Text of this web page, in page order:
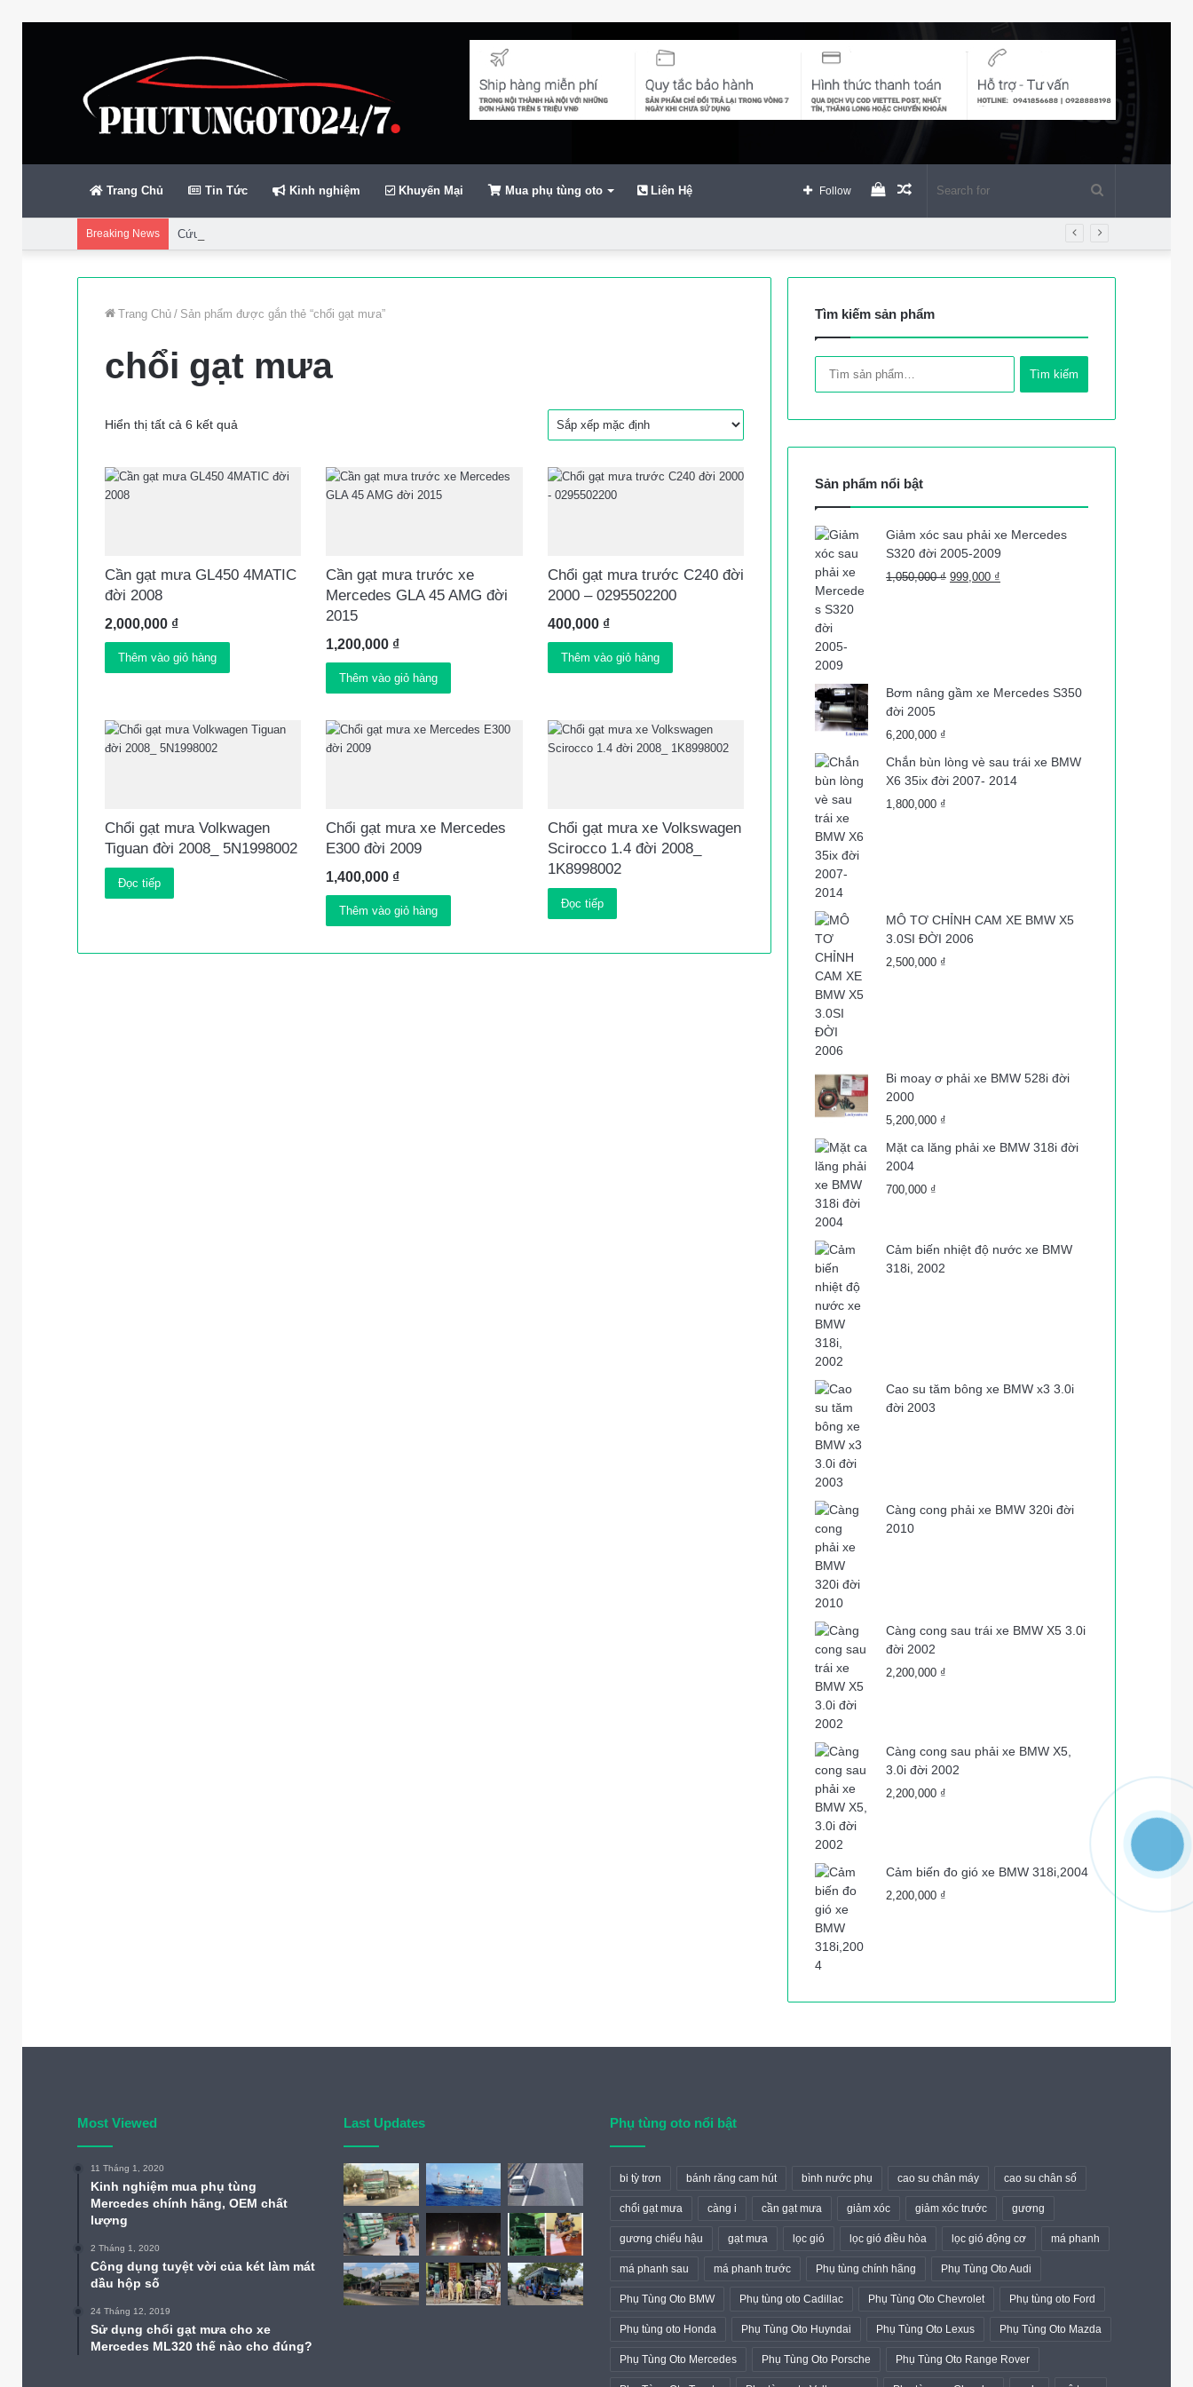
Trang Chủ Tin Tức Kinh nghiệm Khuyến Mại Mua phụ tùng oto Liên Hệ Random
View
Follow
Breaking News Cứu gần 200 thuyền viên gặp sự cố trên biển
Trang Chủ / Sản phẩm được gắn thẻ “chổi gạt mưa”
chổi gạt mưa
Hiển thị tất cả 6 kết quả
Cần gạt mưa GL450 4MATIC
đời 2008
2,000,000 ₫
Thêm vào giỏ hàng
Cần gạt mưa trước xe
Mercedes GLA 45 AMG đời
2015
1,200,000 ₫
Thêm vào giỏ hàng
Chổi gạt mưa trước C240 đời
2000 – 0295502200
400,000 ₫
Thêm vào giỏ hàng
Chổi gạt mưa Volkwagen
Tiguan đời 2008_ 5N1998002
Đọc tiếp
Chổi gạt mưa xe Mercedes
E300 đời 2009
1,400,000 ₫
Thêm vào giỏ hàng
Chổi gạt mưa xe Volkswagen
Scirocco 1.4 đời 2008_
1K8998002
Đọc tiếp
Tìm kiếm sản phẩm
Tìm kiếm
Sản phẩm nổi bật
Giảm xóc sau phải xe Mercedes
S320 đời 2005-2009
1,050,000₫ Giá
999,000 ₫
Bơm nâng gầm xe Mercedes S350
đời 2005
6,200,000 ₫
Chắn bùn lòng vè sau trái xe BMW
X6 35ix đời 2007- 2014
1,800,000 ₫
MÔ TƠ CHỈNH CAM XE BMW X5
3.0SI ĐỜI 2006
2,500,000 ₫
Bi moay ơ phải xe BMW 528i đời
2000
5,200,000 ₫
Mặt ca lăng phải xe BMW 318i đời
2004
700,000 ₫
Cảm biến nhiệt độ nước xe BMW
318i, 2002
Cao su tăm bông xe BMW x3 3.0i
đời 2003
Càng cong phải xe BMW 320i đời
2010
Càng cong sau trái xe BMW X5 3.0i
đời 2002
2,200,000 ₫
Càng cong sau phải xe BMW X5,
3.0i đời 2002
2,200,000 ₫
Cảm biến đo gió xe BMW 318i,2004
2,200,000 ₫
Most Viewed
11 Tháng 1, 2020
Kinh nghiệm mua phụ tùng
Mercedes chính hãng, OEM chất
lượng
2 Tháng 1, 2020
Công dụng tuyệt vời của két làm mát
dầu hộp số
24 Tháng 12, 2019
Sử dụng chổi gạt mưa cho xe
Mercedes ML320 thế nào cho đúng?
Last Updates Phụ tùng oto nổi bật
bi tỳ trơn bánh răng cam hút bình nước phụ cao su chân máy cao su chân số
chổi gạt mưa càng i cần gạt mưa giảm xóc giảm xóc trước gương
gương chiếu hậu gạt mưa lọc gió lọc gió điều hòa lọc gió động cơ má phanh
má phanh sau má phanh trước Phụ tùng chính hãng Phụ Tùng Oto Audi
Phụ Tùng Oto BMW Phụ tùng oto Cadillac Phụ Tùng Oto Chevrolet Phụ tùng oto Ford
Phụ tùng oto Honda Phụ Tùng Oto Huyndai Phụ Tùng Oto Lexus Phụ Tùng Oto Mazda
Phụ Tùng Oto Mercedes Phụ Tùng Oto Porsche Phụ Tùng Oto Range Rover